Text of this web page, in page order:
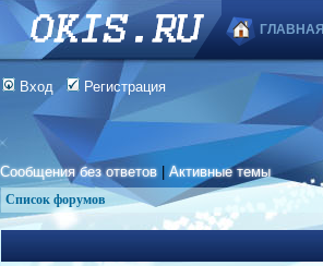
ГЛАВНАЯ
Вход Регистрация
Сообщения без ответов |Активные темы
Список форумов